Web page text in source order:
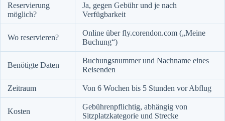
Reservierung
möglich?
Ja, gegen Gebühr und je nach
Verfügbarkeit
Wo reservieren?
Online über fly.corendon.com („Meine
Buchung“)
Benötigte Daten
Buchungsnummer und Nachname eines
Reisenden
Zeitraum Von 6 Wochen bis 5 Stunden vor Abflug
Kosten
Gebührenpflichtig, abhängig von
Sitzplatzkategorie und Strecke